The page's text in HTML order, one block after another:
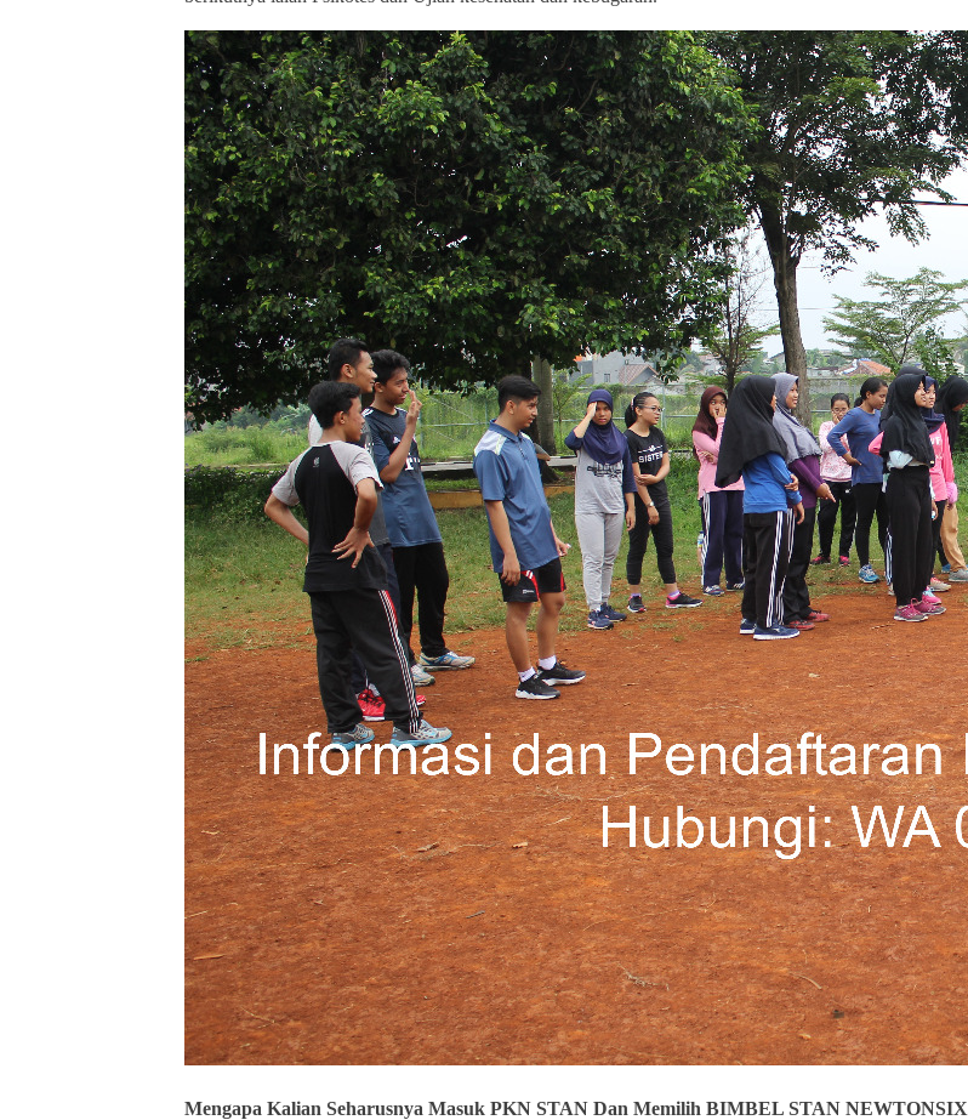
Mengapa Kalian Seharusnya Masuk PKN STAN Dan Memilih BIMBEL STAN NEWTONSIX